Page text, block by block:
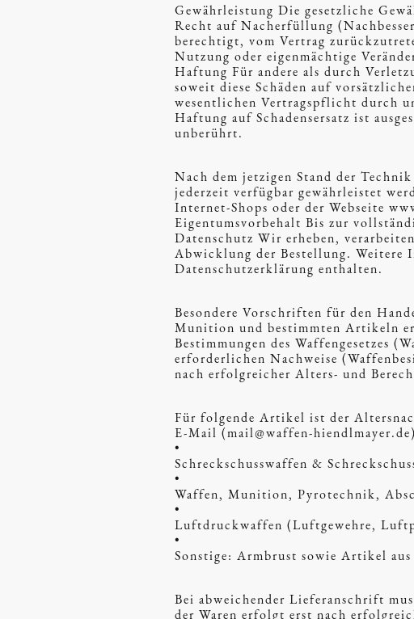
Gewährleistung Die gesetzliche
Recht auf Nacherfüllung
berechtigt, vom Vertrag
Nutzung oder eigenmächtige
Haftung Für andere als durch
soweit diese Schäden auf
wesentlichen Vertragspflicht durch
Haftung auf Schadensersatz ist
unberührt.
Nach dem jetzigen Stand der
jederzeit verfügbar gewährleistet
Internet-Shops oder der Webseite
Eigentumsvorbehalt Bis zur
Datenschutz Wir erheben,
Abwicklung der Bestellung. Weitere
Datenschutzerklärung enthalten.
Besondere Vorschriften für den
Munition und bestimmten Artikeln
Bestimmungen des Waffengesetzes
erforderlichen Nachweise
nach erfolgreicher Alters- und
Für folgende Artikel ist der
E-Mail (mail@waffen-
•
Schreckschusswaffen &
•
Waffen, Munition, Pyrotechnik,
•
Luftdruckwaffen (Luftgewehre,
•
Sonstige: Armbrust sowie Artikel
Bei abweichender Lieferanschrift
der Waren erfolgt erst nach